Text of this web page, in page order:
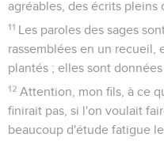
agréables, des écrits pleins
11 Les paroles des sages
rassemblées en un recueil,
plantés ; elles sont
12 Attention, mon fils, à ce
finirait pas, si l'on voulait
beaucoup d'étude fatigue le